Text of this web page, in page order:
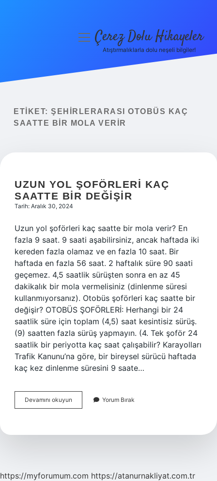
Yasal Uyarı
menüyüÇerez Dolu Hikayeler
Atıştırmalıklarla dolu neşeli bilgiler!
ETIKET: ŞEHIRLERARASI OTOBÜS KAÇ
SAATTE BIR MOLA VERIR
UZUN YOL ŞOFÖRLERI KAÇ
SAATTE BIR DEĞIŞIR
Tarih: Aralık 30, 2024
Uzun yol şoförleri kaç saatte bir mola verir? En
fazla 9 saat. 9 saati aşabilirsiniz, ancak haftada iki
kereden fazla olamaz ve en fazla 10 saat. Bir
haftada en fazla 56 saat. 2 haftalık süre 90 saati
geçemez. 4,5 saatlik sürüşten sonra en az 45
dakikalık bir mola vermelisiniz (dinlenme süresi
kullanmıyorsanız). Otobüs şoförleri kaç saatte bir
değişir? OTOBÜS ŞOFÖRLERİ: Herhangi bir 24
saatlik süre için toplam (4,5) saat kesintisiz sürüş.
(9) saatten fazla sürüş yapmayın. (4. Tek şoför 24
saatlik bir periyotta kaç saat çalışabilir? Karayolları
Trafik Kanunu’na göre, bir bireysel sürücü haftada
kaç kez dinlenme süresini 9 saate…
Devamını okuyun
Yol
Saatte
Yorum Bırak
https://myforumum.com https://atanurnakliyat.com.tr